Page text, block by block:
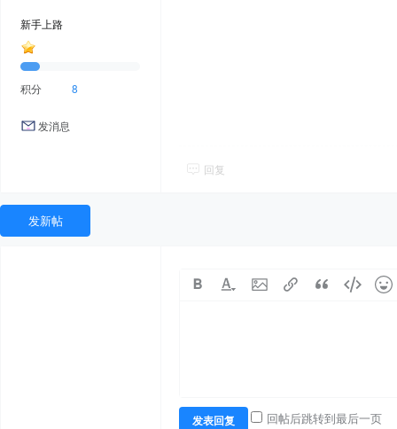
新手上路
积分 8
发消息
回复
发新帖
发表回复 回帖后跳转到最后一页